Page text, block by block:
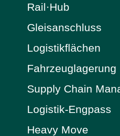
Rail·Hub
Gleisanschluss
Logistikflächen
Fahrzeuglagerung
Supply Chain
Logistik-Engpass
Heavy Move